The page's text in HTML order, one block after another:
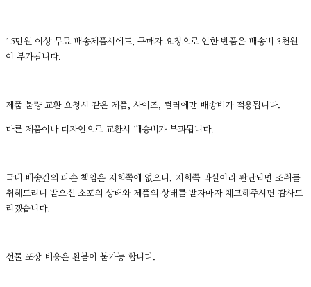
15만원 이상 무료 배송제품시에도, 구매자 요청으로 인한 반품은 배송비 3천원
이 부가됩니다.
제품 불량 교환 요청시 같은 제품, 사이즈, 컬러에만 배송비가 적용됩니다.
다른 제품이나 디자인으로 교환시 배송비가 부과됩니다.
국내 배송건의 파손 책임은 저희쪽에 없으나, 저희쪽 과실이라 판단되면 조취를
취해드리니 받으신 소포의 상태와 제품의 상태를 받자마자 체크해주시면 감사드
리겠습니다.
선물 포장 비용은 환불이 불가능 합니다.